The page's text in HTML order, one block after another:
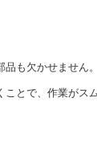
も欠かせません。
とで、作業がス